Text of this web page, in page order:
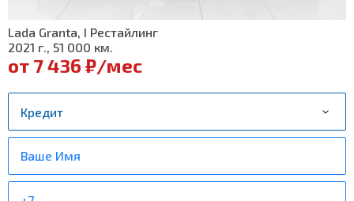
Lada Granta, I Рестайлинг
2021 г., 51 000 км.
от 7 436 ₽/мес